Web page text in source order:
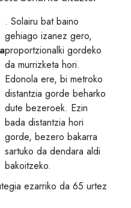
. Solairu bat baino
gehiago izanez gero,
proportzionalki gordeko
da murrizketa hori.
Edonola ere, bi metroko
distantzia gorde beharko
dute bezeroek. Ezin
bada distantzia hori
gorde, bezero bakarra
sartuko da dendara aldi
bakoitzeko.
ezarriko da 65 urtez